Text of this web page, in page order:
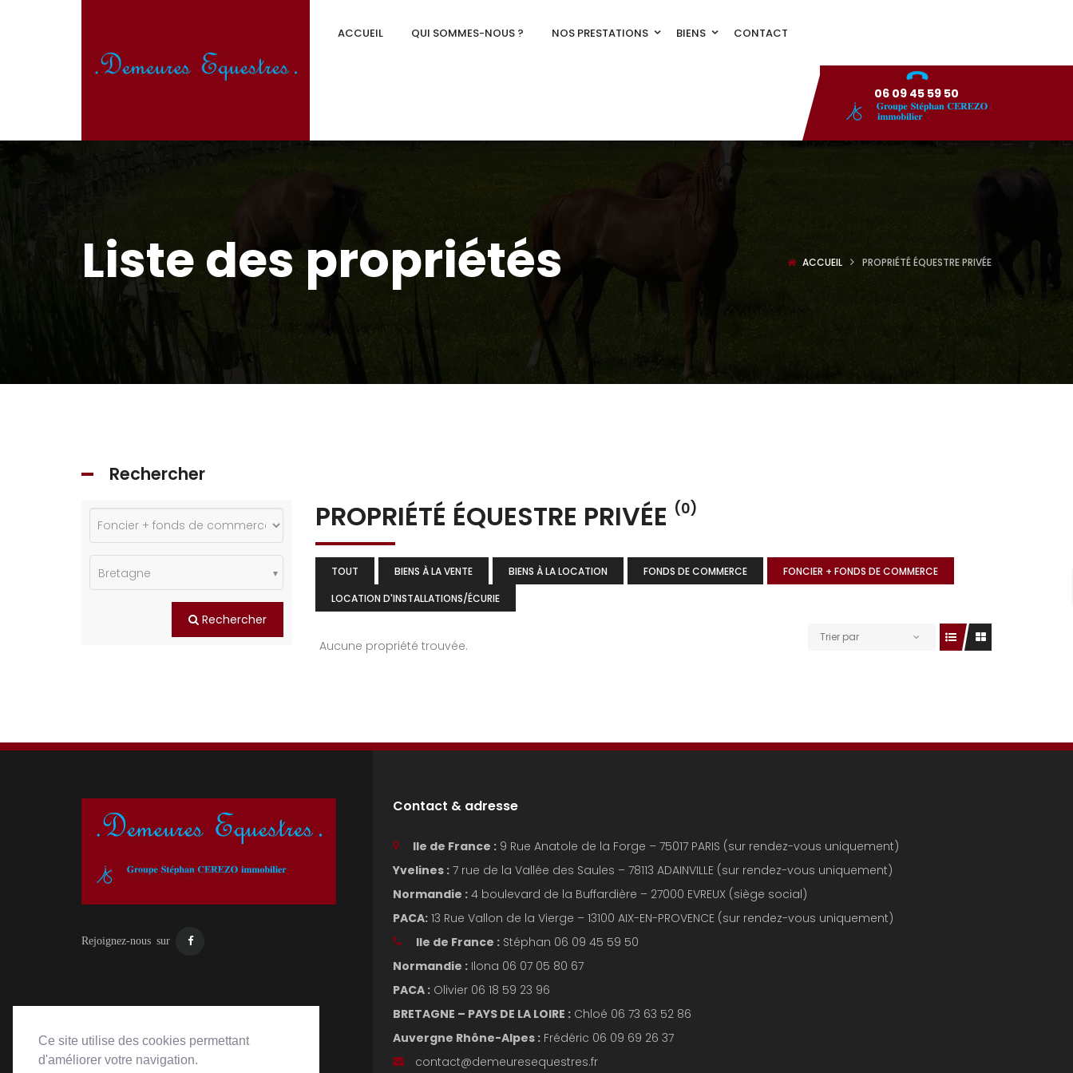
Ce site utilise des cookies permettant
d'améliorer votre navigation.
ACCUEIL QUI SOMMES-NOUS ? NOS PRESTATIONS BIENS CONTACT
06 09 45 59 50
Liste des propriétés ACCUEIL PROPRIÉTÉ ÉQUESTRE PRIVÉE
PROPRIÉTÉ ÉQUESTRE PRIVÉE (0)
TOUT BIENS À LA VENTE BIENS À LA LOCATION FONDS DE COMMERCE
FONCIER + FONDS DE COMMERCE
LOCATION D'INSTALLATIONS/ÉCURIE
Trier par
Aucune propriété trouvée.
Rechercher
Bretagne
Rechercher
Rejoignez-nous sur
Contact & adresse
Ile de France : 9 Rue Anatole de la Forge – 75017 PARIS (sur rendez-vous uniquement)
Yvelines : 7 rue de la Vallée des Saules – 78113 ADAINVILLE (sur rendez-vous uniquement)
Normandie : 4 boulevard de la Buffardière – 27000 EVREUX (siège social)
PACA: 13 Rue Vallon de la Vierge – 13100 AIX-EN-PROVENCE (sur rendez-vous uniquement)
Ile de France : Stéphan 06 09 45 59 50
Normandie : Ilona 06 07 05 80 67
PACA : Olivier 06 18 59 23 96
BRETAGNE – PAYS DE LA LOIRE : Chloé 06 73 63 52 86
Auvergne Rhône-Alpes : Frédéric 06 09 69 26 37
contact@demeuresequestres.fr